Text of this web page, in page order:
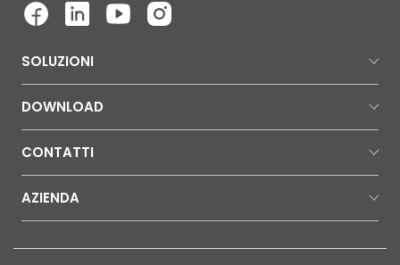
SOLUZIONI
DOWNLOAD
CONTATTI
AZIENDA